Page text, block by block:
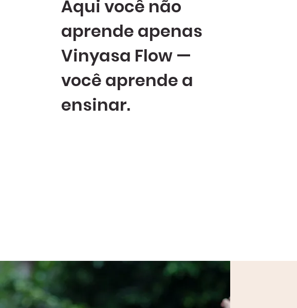
Aqui você não
aprende apenas
Vinyasa Flow —
você aprende a
ensinar.